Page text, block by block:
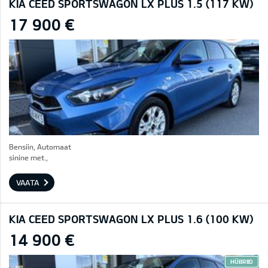
KIA CEED SPORTSWAGON LX PLUS 1.5 (117 KW)
17 900 €
Bensiin, Automaat
sinine met.,
VAATA
KIA CEED SPORTSWAGON LX PLUS 1.6 (100 KW)
14 900 €
HÜBRIID